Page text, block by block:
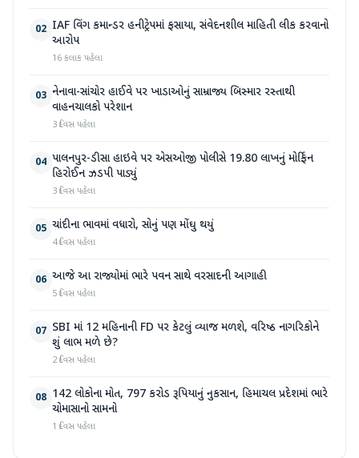
02 IAF વિંગ કમાન્ડર હનીટ્રેપમાં ફસાયા, સંવેદનશીલ માહિતી લીક કરવાનો
આરોપ
16 કલાક પહેલા
03 નેનાવા-સાંચોર હાઈવે પર ખાડાઓનું સામ્રાજ્ય બિસ્માર રસ્તાથી
વાહનચાલકો પરેશાન
3 દિવસ પહેલા
04 પાલનપુર-ડીસા હાઇવે પર એસઓજી પોલીસે 19.80 લાખનું મોર્ફિન
હિરોઈન ઝડપી પાડ્યું
3 દિવસ પહેલા
05 ચાંદીના ભાવમાં વધારો, સોનું પણ મોંઘુ થયું
4 દિવસ પહેલા
06 આજે આ રાજ્યોમાં ભારે પવન સાથે વરસાદની આગાહી
5 દિવસ પહેલા
07 SBI માં 12 મહિનાની FD પર કેટલું વ્યાજ મળશે, વરિષ્ઠ નાગરિકોને
શું લાભ મળે છે?
2 દિવસ પહેલા
08 142 લોકોના મોત, 797 કરોડ રૂપિયાનું નુકસાન, હિમાચલ પ્રદેશમાં ભારે
ચોમાસાનો સામનો
1 દિવસ પહેલા